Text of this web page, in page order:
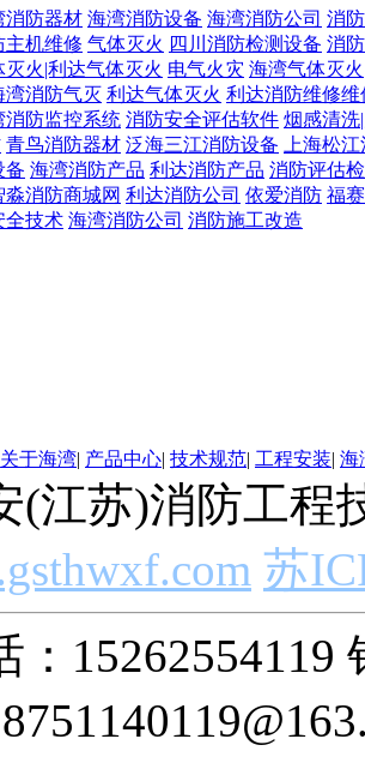
消防器材 海湾消防设备 海湾消防公司 消
主机维修 气体灭火 四川消防检测设备 消
火|利达气体灭火 电气火灾 海湾气体灭
湾消防气灭 利达气体灭火 利达消防维修维
消防监控系统 消防安全评估软件 烟感清洗
青鸟消防器材 泛海三江消防设备
上海松
备 海湾消防产品 利达消防产品 消防评估
淼消防商城网 利达消防公司 依爱消防 福
全技术 海湾消防公司 消防施工改造
关于海湾| 产品中心| 技术规范| 工程安装| 海
(江苏)消防工程
苏
：15262554119